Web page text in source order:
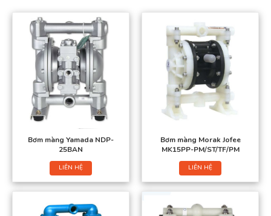
Bơm màng Yamada NDP-
25BAN
LIÊN HỆ
Bơm màng Morak Jofee
MK15PP-PM/ST/TF/PM
LIÊN HỆ